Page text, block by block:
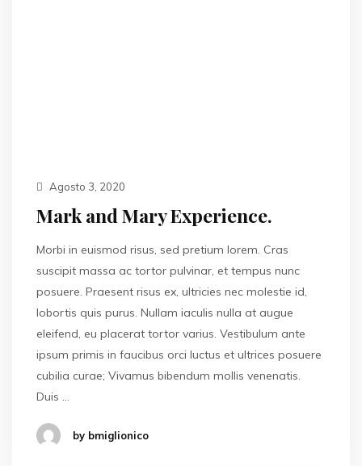
Agosto 3, 2020
Mark and Mary Experience.
Morbi in euismod risus, sed pretium lorem. Cras
suscipit massa ac tortor pulvinar, et tempus nunc
posuere. Praesent risus ex, ultricies nec molestie id,
lobortis quis purus. Nullam iaculis nulla at augue
eleifend, eu placerat tortor varius. Vestibulum ante
ipsum primis in faucibus orci luctus et ultrices posuere
cubilia curae; Vivamus bibendum mollis venenatis.
Duis …
by bmiglionico